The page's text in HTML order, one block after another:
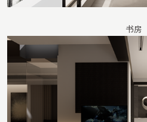
书房